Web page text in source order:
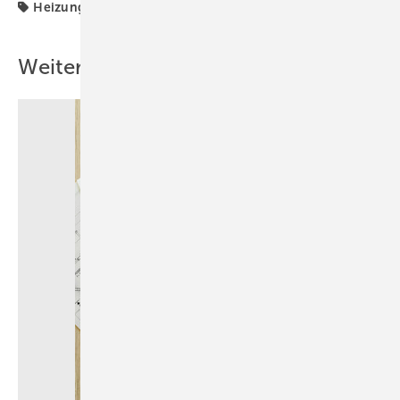
Heizung
Weitere Inhalte